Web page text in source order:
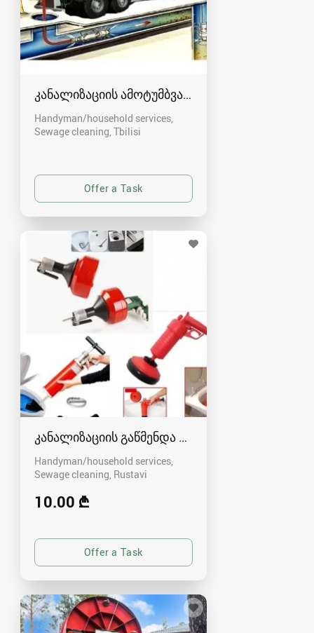
კანალიზაციის ამოტუმბვა, გაწმენდა
Handyman/household services,
Sewage cleaning Tbilisi
კანალიზაციის გაწმენდა რუსთავში - 591004680
Handyman/household services,
Sewage cleaning Rustavi
10.00 ₾